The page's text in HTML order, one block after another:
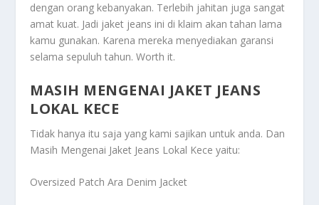
dengan orang kebanyakan. Terlebih jahitan juga sangat
amat kuat. Jadi jaket jeans ini di klaim akan tahan lama
kamu gunakan. Karena mereka menyediakan garansi
selama sepuluh tahun. Worth it.
MASIH MENGENAI JAKET JEANS
LOKAL KECE
Tidak hanya itu saja yang kami sajikan untuk anda. Dan
Masih Mengenai Jaket Jeans Lokal Kece yaitu:
Oversized Patch Ara Denim Jacket